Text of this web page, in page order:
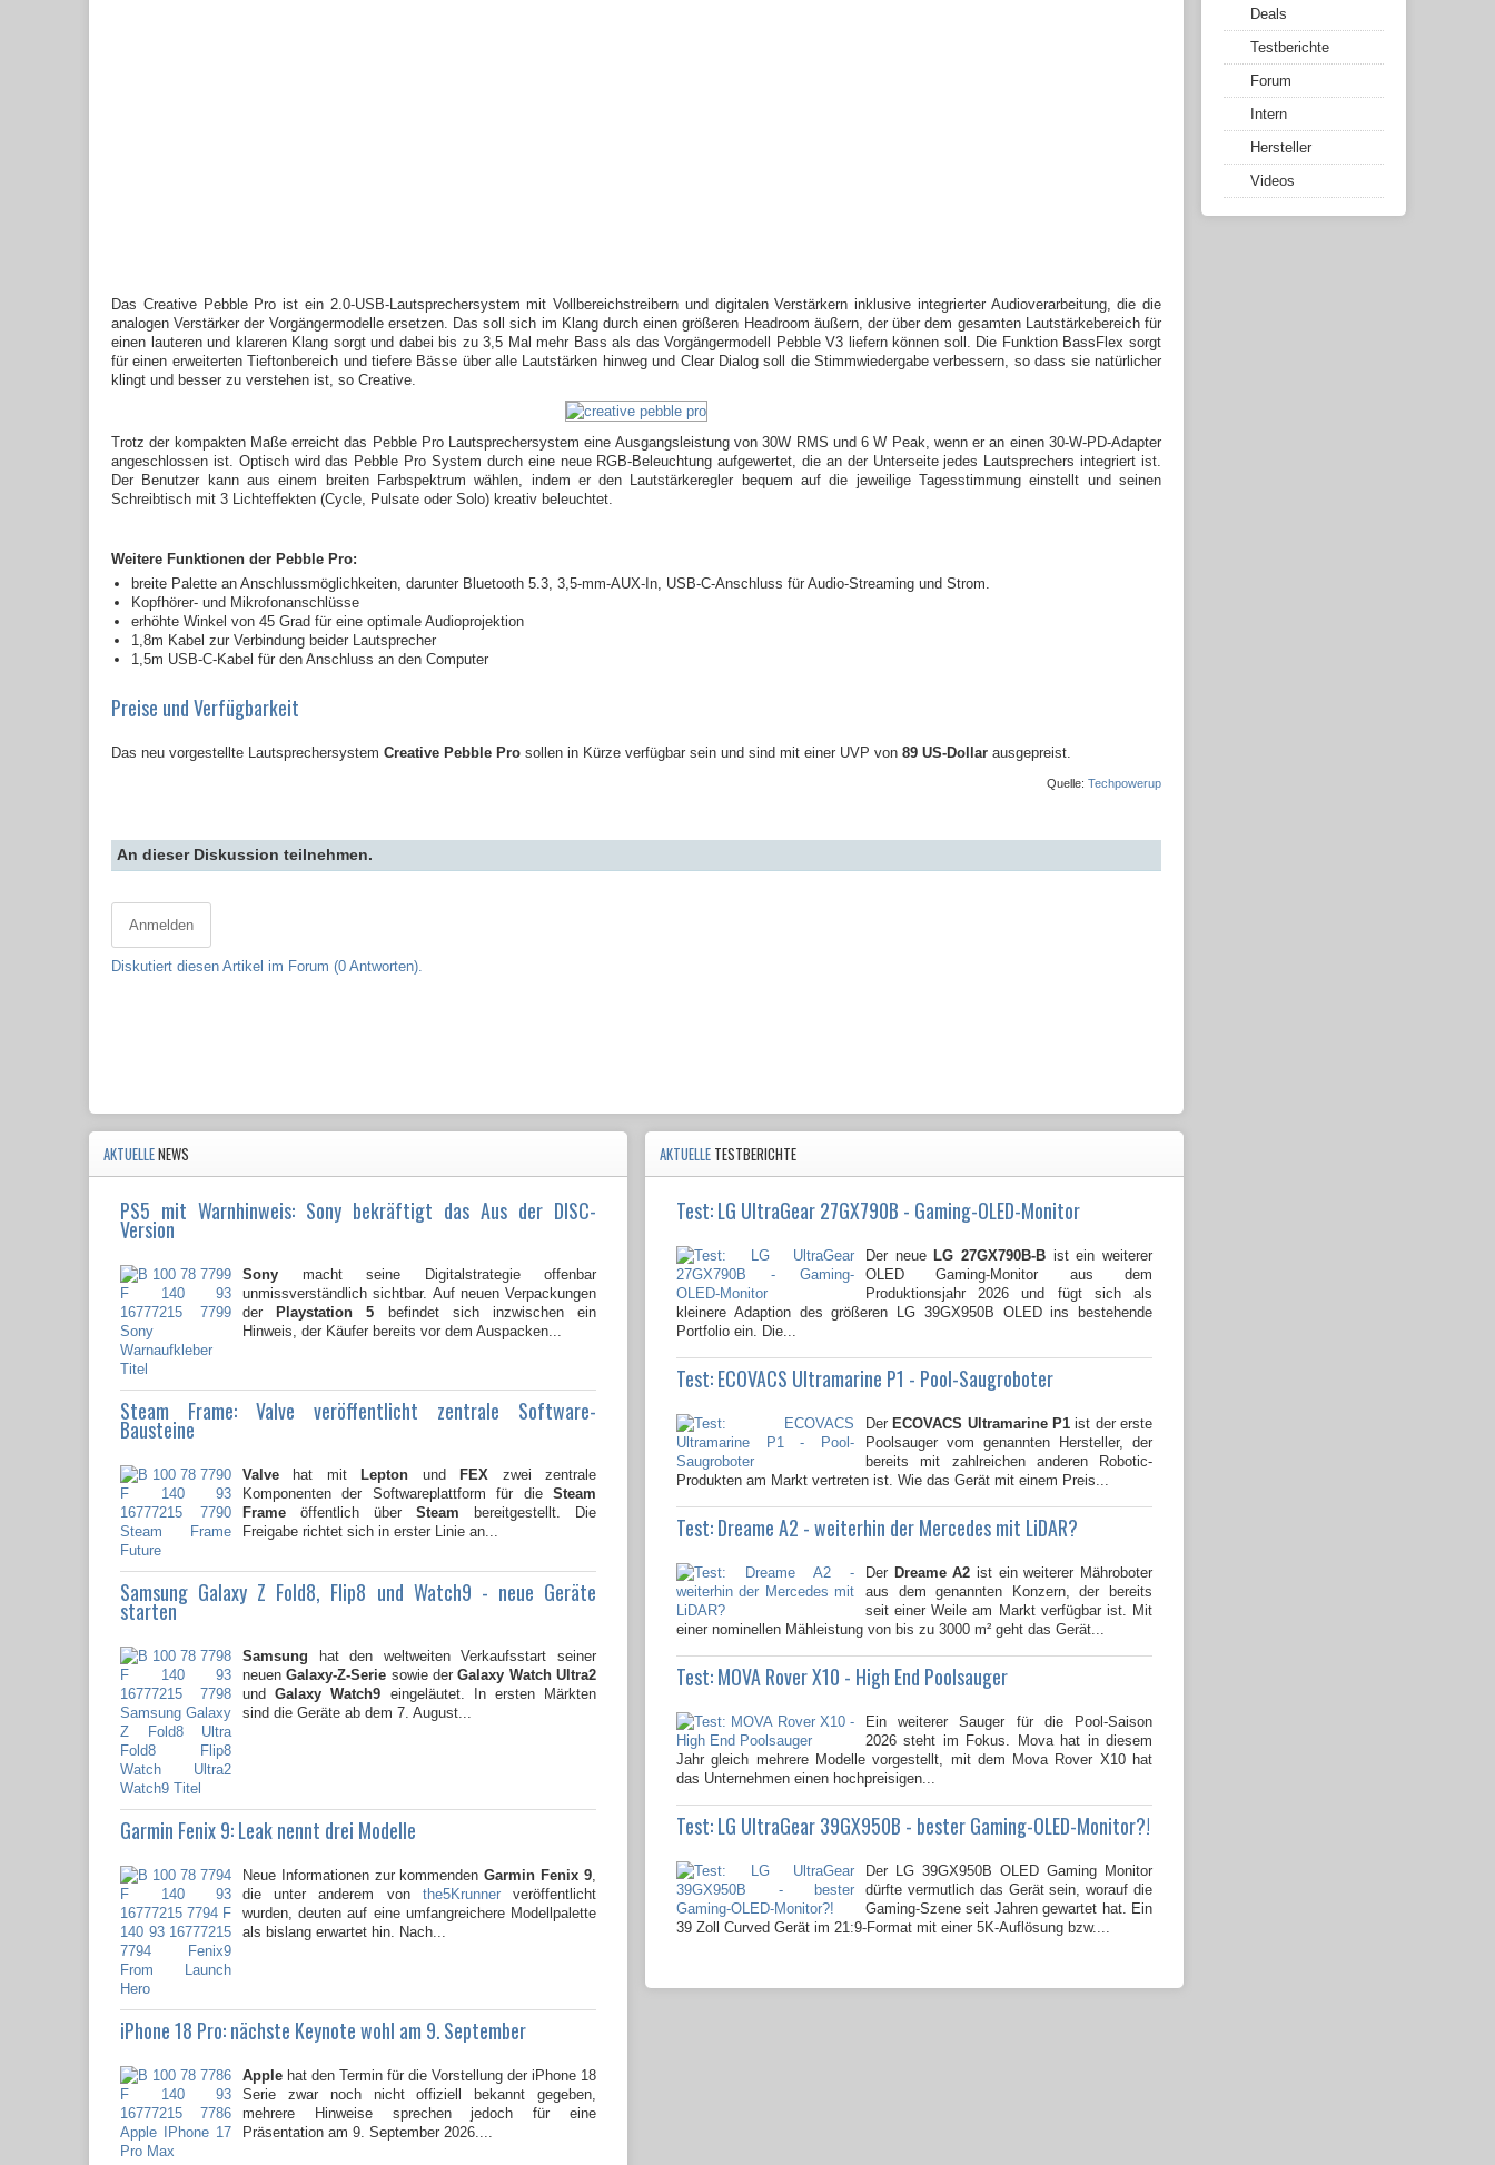
Das Creative Pebble Pro ist ein 2.0-USB-Lautsprechersystem mit Vollbereichstreibern und digitalen Verstärkern inklusive integrierter Audioverarbeitung, die die
analogen Verstärker der Vorgängermodelle ersetzen. Das soll sich im Klang durch einen größeren Headroom äußern, der über dem gesamten Lautstärkebereich für
einen lauteren und klareren Klang sorgt und dabei bis zu 3,5 Mal mehr Bass als das Vorgängermodell Pebble V3 liefern können soll. Die Funktion BassFlex sorgt
für einen erweiterten Tieftonbereich und tiefere Bässe über alle Lautstärken hinweg und Clear Dialog soll die Stimmwiedergabe verbessern, so dass sie natürlicher
klingt und besser zu verstehen ist, so Creative.
Trotz der kompakten Maße erreicht das Pebble Pro Lautsprechersystem eine Ausgangsleistung von 30W RMS und 6 W Peak, wenn er an einen 30-W-PD-Adapter
angeschlossen ist. Optisch wird das Pebble Pro System durch eine neue RGB-Beleuchtung aufgewertet, die an der Unterseite jedes Lautsprechers integriert ist.
Der Benutzer kann aus einem breiten Farbspektrum wählen, indem er den Lautstärkeregler bequem auf die jeweilige Tagesstimmung einstellt und seinen
Schreibtisch mit 3 Lichteffekten (Cycle, Pulsate oder Solo) kreativ beleuchtet.
Weitere Funktionen der Pebble Pro:
breite Palette an Anschlussmöglichkeiten, darunter Bluetooth 5.3, 3,5-mm-AUX-In, USB-C-Anschluss für Audio-Streaming und Strom.
Kopfhörer- und Mikrofonanschlüsse
erhöhte Winkel von 45 Grad für eine optimale Audioprojektion
1,8m Kabel zur Verbindung beider Lautsprecher
1,5m USB-C-Kabel für den Anschluss an den Computer
Preise und Verfügbarkeit
Das neu vorgestellte Lautsprechersystem Creative Pebble Pro sollen in Kürze verfügbar sein und sind mit einer UVP von 89 US-Dollar ausgepreist.
Quelle: Techpowerup
An dieser Diskussion teilnehmen.
Anmelden
Diskutiert diesen Artikel im Forum (0 Antworten).
AKTUELLENEWS
PS5 mit Warnhinweis: Sony bekräftigt das Aus der DISC-
Version
Sony macht seine Digitalstrategie offenbar
unmissverständlich sichtbar. Auf neuen Verpackungen
der
Playstation 5 befindet sich inzwischen ein
Hinweis, der Käufer bereits vor dem Auspacken...
Steam Frame: Valve veröffentlicht zentrale Software-
Bausteine
Valve hat mit Lepton und FEX zwei zentrale
Komponenten der Softwareplattform für die Steam
Frame öffentlich über Steam bereitgestellt. Die
Freigabe richtet sich in erster Linie an...
Samsung Galaxy Z Fold8, Flip8 und Watch9 - neue Geräte
starten
Samsung hat den weltweiten Verkaufsstart seiner
neuenGalaxy-Z-Serie sowie der Galaxy Watch Ultra2
undGalaxy Watch9 eingeläutet. In ersten Märkten
sind die Geräte ab dem 7. August...
Garmin Fenix 9: Leak nennt drei Modelle
Neue Informationen zur kommendenGarmin Fenix 9,
die unter anderem von the5Krunnerveröffentlicht
wurden, deuten auf eine umfangreichere Modellpalette
als bislang erwartet hin. Nach...
iPhone 18 Pro: nächste Keynote wohl am 9. September
Apple hat den Termin für die Vorstellung der iPhone 18
Serie zwar noch nicht offiziell bekannt gegeben,
mehrere Hinweise sprechen jedoch für eine
Präsentation am 9. September 2026....
AKTUELLE TESTBERICHTE
Test: LG UltraGear 27GX790B - Gaming-OLED-Monitor
Der neue LG 27GX790B-B ist ein weiterer
OLED Gaming-Monitor aus dem
Produktionsjahr 2026 und fügt sich als
kleinere Adaption des größeren LG 39GX950B OLED ins bestehende
Portfolio ein. Die...
Test: ECOVACS Ultramarine P1 - Pool-Saugroboter
Der ECOVACS Ultramarine P1 ist der erste
Poolsauger vom genannten Hersteller, der
bereits mit zahlreichen anderen Robotic-
Produkten am Markt vertreten ist. Wie das Gerät mit einem Preis...
Test: Dreame A2 - weiterhin der Mercedes mit LiDAR?
Der Dreame A2 ist ein weiterer Mähroboter
aus dem genannten Konzern, der bereits
seit einer Weile am Markt verfügbar ist. Mit
einer nominellen Mähleistung von bis zu 3000 m² geht das Gerät...
Test: MOVA Rover X10 - High End Poolsauger
Ein weiterer Sauger für die Pool-Saison
2026 steht im Fokus. Mova hat in diesem
Jahr gleich mehrere Modelle vorgestellt, mit dem Mova Rover X10 hat
das Unternehmen einen hochpreisigen...
Test: LG UltraGear 39GX950B - bester Gaming-OLED-Monitor?!
Der LG 39GX950B OLED Gaming Monitor
dürfte vermutlich das Gerät sein, worauf die
Gaming-Szene seit Jahren gewartet hat. Ein
39 Zoll Curved Gerät im 21:9-Format mit einer 5K-Auflösung bzw....
Deals
Testberichte
Forum
Intern
Hersteller
Videos